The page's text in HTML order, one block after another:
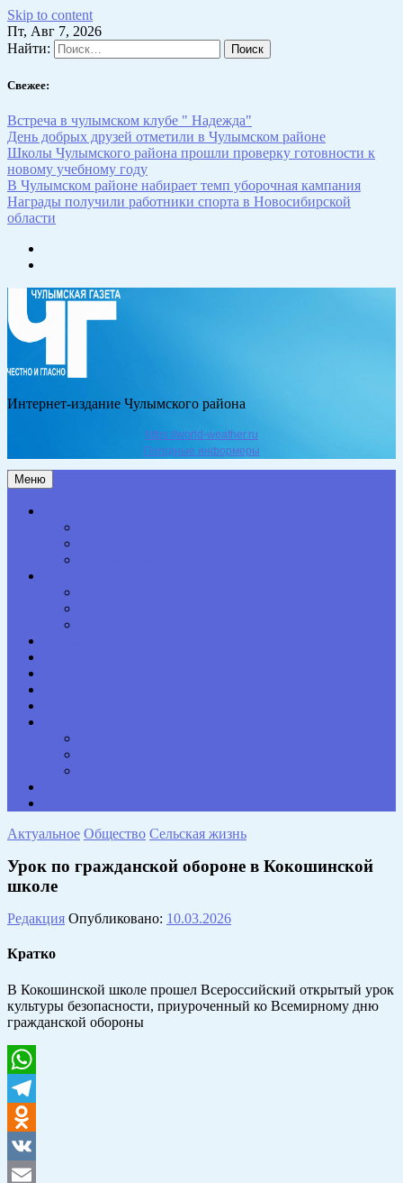
Skip to content
Пт, Авг 7, 2026
Найти:
Свежее:
Встреча в чулымском клубе " Надежда"
День добрых друзей отметили в Чулымском районе
Школы Чулымского района прошли проверку готовности к
новому учебному году
В Чулымском районе набирает темп уборочная кампания
Награды получили работники спорта в Новосибирской
области
Интернет-издание Чулымского района
https://world-weather.ru
Погодные информеры
Меню
Актуальное Общество Сельская жизнь
Урок по гражданской обороне в Кокошинской
школе
Редакция Опубликовано: 10.03.2026
Кратко
В Кокошинской школе прошел Всероссийский открытый урок
культуры безопасности, приуроченный ко Всемирному дню
гражданской обороны
WhatsApp
Telegram
Odnoklassniki
VK